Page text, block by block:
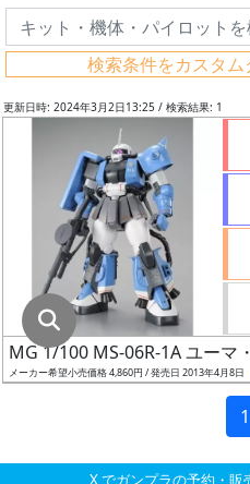
検索条件をカスタ
グ
レ
成
形
更新日時: 2024年3月2日13:25 / 検索結果: 1
MG 1/100 MS-06R-1A ユーマ
メーカー希望小売価格 4,860円 / 発売日 2013年4月8日
1
X でガンプラの予約・